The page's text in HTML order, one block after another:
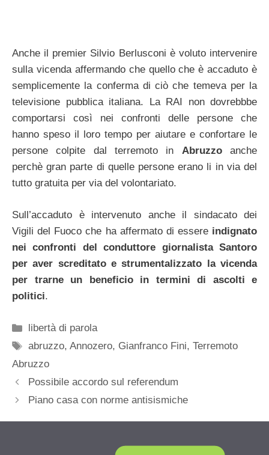
Anche il premier Silvio Berlusconi è voluto intervenire
sulla vicenda affermando che quello che è accaduto è
semplicemente la conferma di ciò che temeva per la
televisione pubblica italiana. La RAI non dovrebbbe
comportarsi così nei confronti delle persone che
hanno speso il loro tempo per aiutare e confortare le
persone colpite dal terremoto in Abruzzoanche
perchè gran parte di quelle persone erano li in via del
tutto gratuita per via del volontariato.
Sull’accaduto è intervenuto anche il sindacato dei
Vigili del Fuoco che ha affermato di essere indignato
nei confronti del conduttore giornalista Santoro
per aver screditato e strumentalizzato la vicenda
per trarne un beneficio in termini di ascolti e
politici.
Categorie
libertà di parola
Tag
abruzzo,Annozero, Gianfranco Fini,Terremoto
Abruzzo
Possibile accordo sul referendum
Piano casa con norme antisismiche